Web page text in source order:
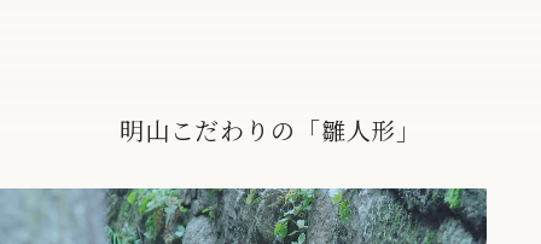
明山こだわりの「雛人形」